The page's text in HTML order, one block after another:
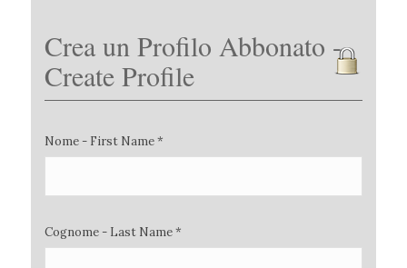
Crea un Profilo Abbonato -
Create Profile
Nome - First Name *
Cognome - Last Name *